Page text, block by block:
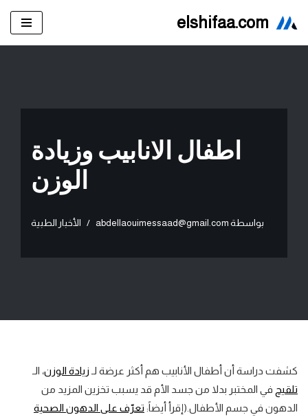
elshifaa.com
اطفال الانابيب وزيادة
الوزن
بواسطة abdellaouimessaad@gmail.com الأخبار الطبية
كشفت دراسة أن أطفال الأنابيب هم أكثر عرضة لـ زيادة الوزن، الـ
تلقيح في المختبر بدلا من جسد الأم قد يسبب تخزين المزید من
الدھون في جسم الأطفال.(إقرأ أيضاً: تعرّف على الدهون الصحية